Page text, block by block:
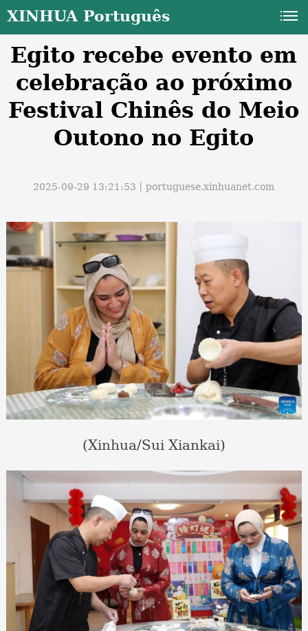
XINHUA Português
Egito recebe evento em
celebração ao próximo
Festival Chinês do Meio
Outono no Egito
2025-09-29 13:21:53丨portuguese.xinhuanet.com
(Xinhua/Sui Xiankai)